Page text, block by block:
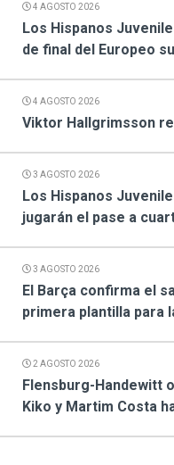
4 AGOSTO 2026
Los Hispanos
de final del Europeo
4 AGOSTO 2026
Viktor Hallgrimsson
3 AGOSTO 2026
Los Hispanos
jugarán el pase a
3 AGOSTO 2026
El Barça confirma el
primera plantilla para
2 AGOSTO 2026
Flensburg-Handewitt
Kiko y Martim Costa